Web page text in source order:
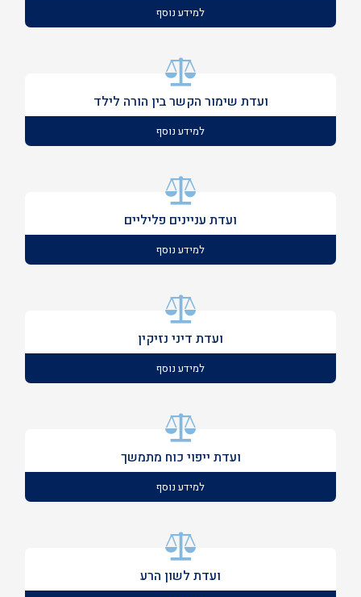
למידע נוסף
ועדת שימור הקשר בין הורה לילד
למידע נוסף
ועדת עניינים פליליים
למידע נוסף
ועדת דיני נזיקין
למידע נוסף
ועדת ייפוי כוח מתמשך
למידע נוסף
ועדת לשון הרע